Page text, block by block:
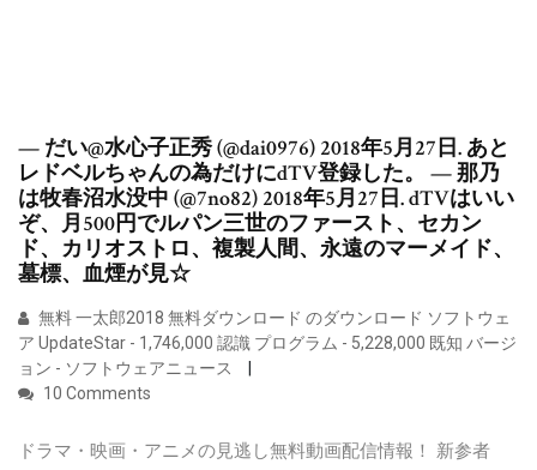
— だい@水心子正秀 (@dai0976) 2018年5月27日. あと
レドベルちゃんの為だけにdTV登録した。 — 那乃
は牧春沼水没中 (@7no82) 2018年5月27日. dTVはいい
ぞ、月500円でルパン三世のファースト、セカン
ド、カリオストロ、複製人間、永遠のマーメイド、
墓標、血煙が見☆
無料 一太郎2018 無料ダウンロード のダウンロード ソフトウェ
ア UpdateStar - 1,746,000 認識 プログラム - 5,228,000 既知 バージ
ョン - ソフトウェアニュース
10 Comments
ドラマ・映画・アニメの見逃し無料動画配信情報！ 新参者